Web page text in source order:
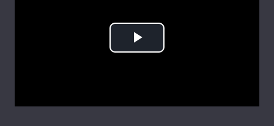
Статті
Думки
Play